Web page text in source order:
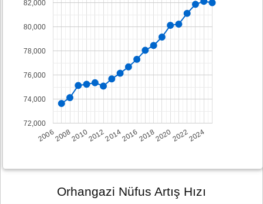
2006200820102012201420162018202020222024
72,000
74,000
76,000
78,000
80,000
82,000
Orhangazi Nüfus Artış Hızı